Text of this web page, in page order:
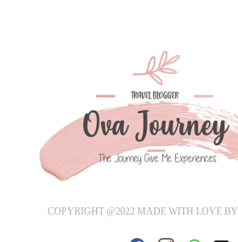
COPYRIGHT @2022 MADE WITH LOVE BY